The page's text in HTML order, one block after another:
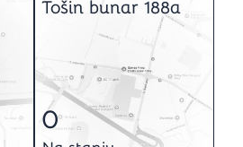
Tošin bunar 188a
0